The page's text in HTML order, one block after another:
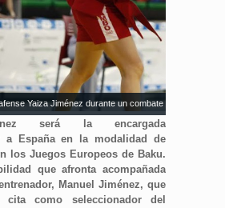
Yaiza Jiménez durante un combate de sambo.
será la encargada
a España en la modalidad de
los Juegos Europeos de Baku.
que afronta acompañada
Manuel Jiménez, que
como seleccionador del